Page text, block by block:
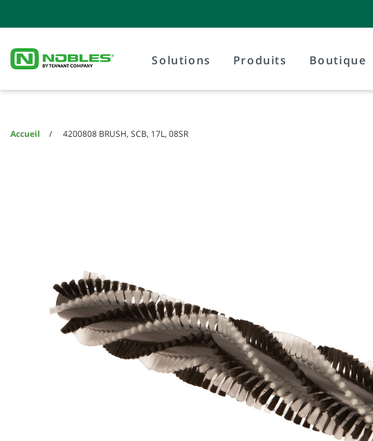
content
navigation
menu
Solutions Produits Boutique
Accueil 4200808 BRUSH, SCB, 17L, 08SR